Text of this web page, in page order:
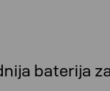
baterija